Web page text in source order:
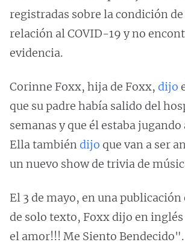
registradas sobre la condición
relación al COVID-19 y no
evidencia.
Corinne Foxx, hija de Foxx, dijo
que su padre había salido del
semanas y que él estaba
Ella tambiéndijo que van a ser
un nuevo show de trivia de
El 3 de mayo, en una publicación
de solo texto, Foxx dijo en
el amor!!! Me Siento Bendecido".